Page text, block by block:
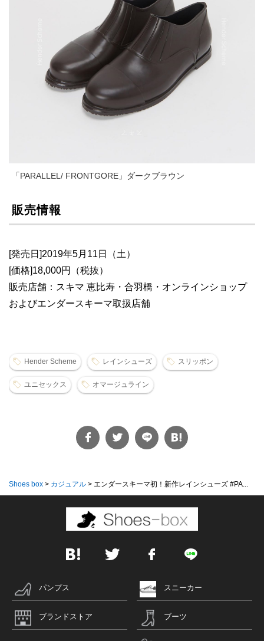
「PARALLEL/ FRONTGORE」ダークブラウン
販売情報
[発売日]2019年5月11日（土）
[価格]18,000円（税抜）
販売店舗：スキマ 恵比寿・合羽橋・オンラインショップ
およびエンダースキーマ取扱店舗
Hender Scheme レインシューズ スリッポン
ユニセックス オマージュライン
Shoes box > カジュアル > エンダースキーマ初！新作レインシューズ #PA...
パンプス スニーカー
ブランドストア ブーツ